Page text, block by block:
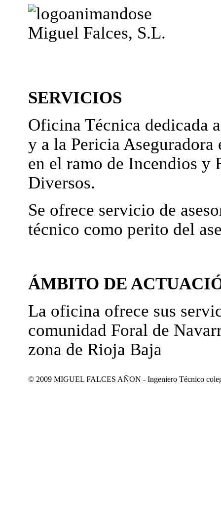
Miguel Falces, S.L.
SERVICIOS
Oficina Técnica dedicada
y a la Pericia Aseguradora
en el ramo de Incendios y
Diversos.
Se ofrece servicio de
técnico como perito del
ÁMBITO DE
La oficina ofrece sus
comunidad Foral de
zona de Rioja Baja
© 2009 MIGUEL FALCES AÑON - Ingeniero Técnico